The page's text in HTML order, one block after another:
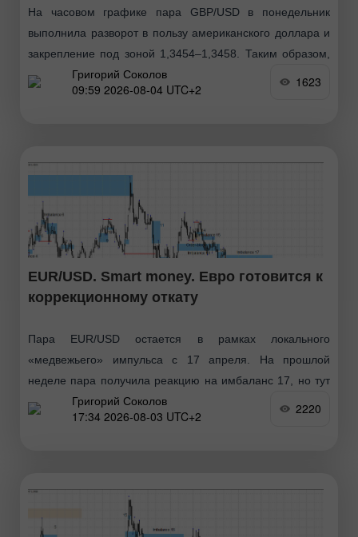
На часовом графике пара GBP/USD в понедельник
выполнила разворот в пользу американского доллара и
закрепление под зоной 1,3454–1,3458. Таким образом,
процесс падения может быть продолжен сегодня в
направлении следующего уровня
Григорий Соколов
09:59 2026-08-04 UTC+2
1623
EUR/USD. Smart money. Евро готовится к
коррекционному откату
Пара EUR/USD остается в рамках локального
«медвежьего» импульса с 17 апреля. На прошлой
неделе пара получила реакцию на имбаланс 17, но тут
же вернулась обратно. Не исключена вторая реакция
Григорий Соколов
17:34 2026-08-03 UTC+2
2220